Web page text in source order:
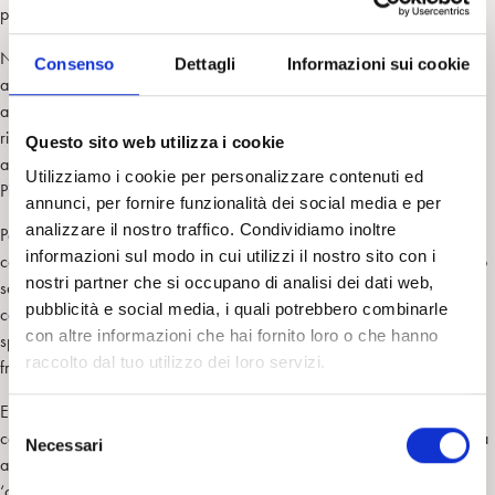
Consenso Dettagli Informazioni sui cookie
Questo sito web utilizza i cookie
Utilizziamo i cookie per personalizzare contenuti ed
annunci, per fornire funzionalità dei social media e per
analizzare il nostro traffico. Condividiamo inoltre
informazioni sul modo in cui utilizzi il nostro sito con i
nostri partner che si occupano di analisi dei dati web,
pubblicità e social media, i quali potrebbero combinarle
con altre informazioni che hai fornito loro o che hanno
raccolto dal tuo utilizzo dei loro servizi.
l
Necessari
psichicamente prendere le più assolute distanze.
Nel prosieguo, caldi, emozionati, appassionati i più giovani, spesso
amareggiati da esperienze frustranti e dolorose i meno giovani, ma
assieme concentrati, tutti, su come far nascere e vivere “piccole
rivoluzioni”, come le ha definite Massimo Ammaniti, nel rievocare gli
anni del suo lavoro al Padiglione VIII dell’ospedale Santa Maria della
Pietá a Roma.
Padiglione dove, nonostante non si trattasse di adulti, venivano rinchiusi
come ‘matti’ i bambini rifiutati dalla famiglia perché diversi; qui vivevano
senza un nome, senza biancheria intima e vestiti, coperti da un
camicione a righe aperto dietro che non costringesse il personale a
spogliarli, pulirli e rivestirli; come piccole bestie, crescevano nel
frastuono, nella puzza, nel totale anonimato.
E Ammaniti vi ha portato la rivoluzione: abiti, l’appello con nome e
cognome, una incredibile gita al mare (a Passoscuro, vicino Roma), una
altrettanto incredibile vacanza in montagna, l’ingresso in una scuola